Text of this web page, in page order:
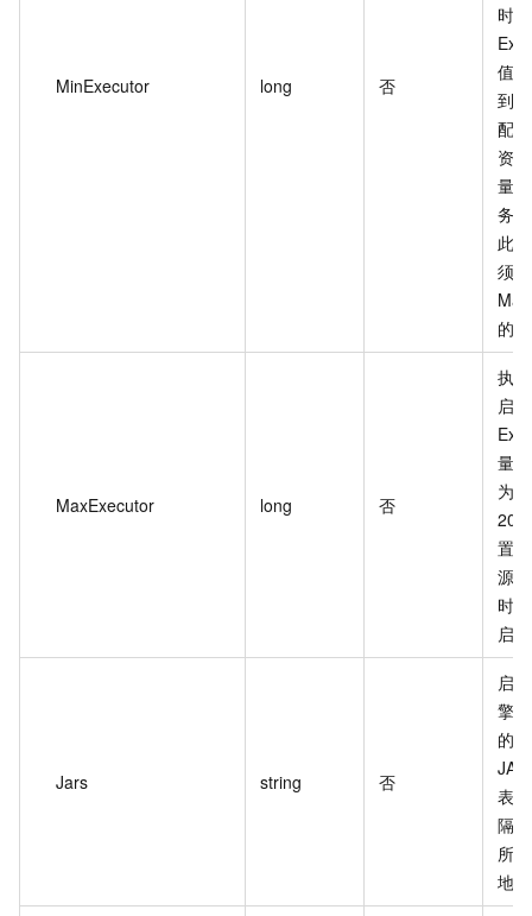
MinExecutor long 否
时
值
到
配
资
量
务
此
须
的
MaxExecutor long 否
执
启
量
为
置
源
时
启
Jars string 否
启
擎
的
表
隔
所
地